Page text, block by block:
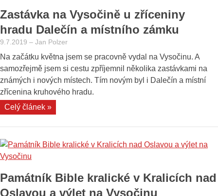
rodu
Harrachů“
Zastávka na Vysočině u zříceniny
hradu Dalečín a místního zámku
9.7.2019 – Jan Polzer
Na začátku května jsem se pracovně vydal na Vysočinu. A
samozřejmě jsem si cestu zpříjemnil několika zastávkami na
známých i nových místech. Tím novým byl i Dalečín a místní
zřícenina kruhového hradu.
Celý článek »„Zastávka
u
Dalečín
a
Památník Bible kralické v Kralicích nad
Oslavou a výlet na Vysočinu